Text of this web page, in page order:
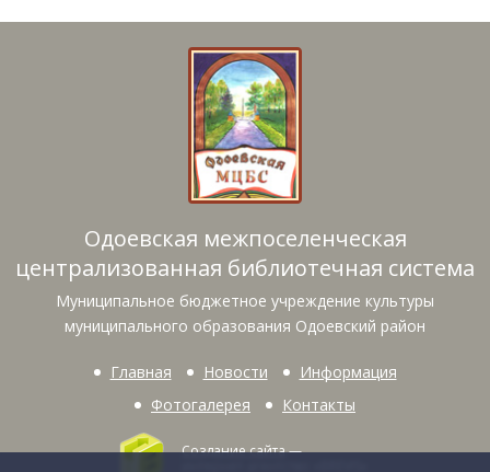
Одоевская межпоселенческая
централизованная библиотечная система
Муниципальное бюджетное учреждение культуры
муниципального образования Одоевский район
Главная Новости
Информация
Фотогалерея
Контакты
Создание сайта—